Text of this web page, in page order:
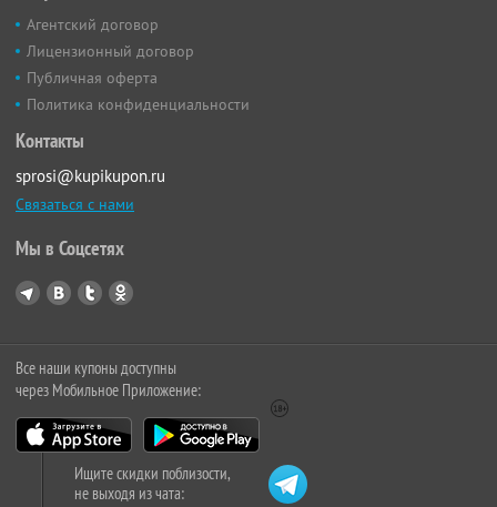
Агентский договор
Лицензионный договор
Публичная оферта
Политика конфиденциальности
Контакты
sprosi@kupikupon.ru
Связаться с нами
Мы в Соцсетях
Все наши купоны доступны
через Мобильное Приложение:
Ищите скидки поблизости,
не выходя из чата: